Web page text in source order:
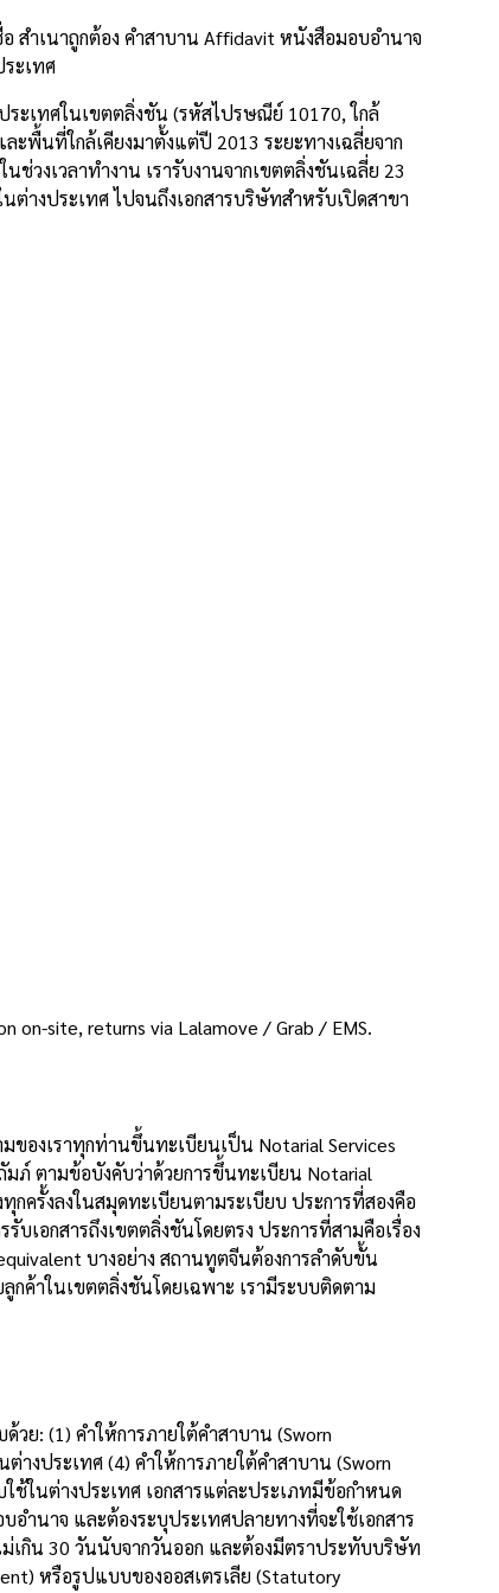
สำเนาถูกต้อง คำสาบาน Affidavit หนังสือมอบอำนาจ
ะเทศ
ะเทศในเขตตลิ่งชัน (รหัสไปรษณีย์ 10170, ใกล้
พื้นที่ใกล้เคียงมาตั้งแต่ปี 2013 ระยะทางเฉลี่ยจาก
วงเวลาทำงาน เรารับงานจากเขตตลิ่งชันเฉลี่ย 23
ต่างประเทศ ไปจนถึงเอกสารบริษัทสำหรับเปิดสาขา
on-site, returns via Lalamove / Grab / EMS.
ของเราทุกท่านขึ้นทะเบียนเป็น Notarial Services
ภ์ ตามข้อบังคับว่าด้วยการขึ้นทะเบียน Notarial
ครั้งลงในสมุดทะเบียนตามระเบียบ ประการที่สองคือ
บเอกสารถึงเขตตลิ่งชันโดยตรง ประการที่สามคือเรื่อง
บางอย่าง สถานทูตจีนต้องการลำดับขั้น
ค้าในเขตตลิ่งชันโดยเฉพาะ เรามีระบบติดตาม
ย: (1) คำให้การภายใต้คำสาบาน (Sworn
งประเทศ (4) คำให้การภายใต้คำสาบาน (Sworn
ช้ในต่างประเทศ เอกสารแต่ละประเภทมีข้อกำหนด
ำนาจ และต้องระบุประเทศปลายทางที่จะใช้เอกสาร
เกิน 30 วันนับจากวันออก และต้องมีตราประทับบริษัท
หรือรูปแบบของออสเตรเลีย (Statutory